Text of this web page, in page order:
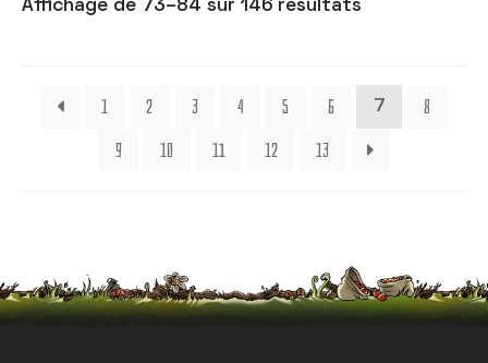
Affichage de 73–84 sur 146 résultats
1 2 3 4 5 6 7
8
9
10 11 12 13